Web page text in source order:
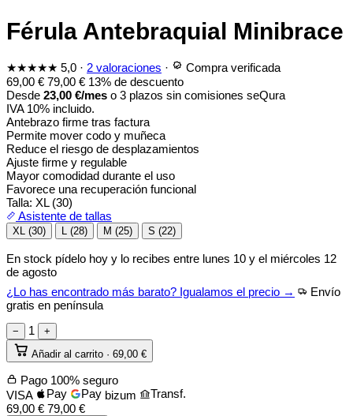
Férula Antebraquial Minibrace
★★★★★ 5,0 · 2 valoraciones ·
Compra verificada
69,00 € 79,00 € 13% de descuento
Desde 23,00 €/mes o 3 plazos sin comisiones seQura
IVA 10% incluido.
Antebrazo firme tras factura
Permite mover codo y muñeca
Reduce el riesgo de desplazamientos
Ajuste firme y regulable
Mayor comodidad durante el uso
Favorece una recuperación funcional
Talla: XL (30)
Asistente de tallas
XL (30) L (28) M (25) S (22)
En stock pídelo hoy y lo recibes entre lunes 10 y el miércoles 12
de agosto
¿Lo has encontrado más barato? Igualamos el precio →
Envío
gratis en península
− 1
+
Añadir al carrito · 69,00 €
Pago 100% seguro
VISA
Pay Pay bizum
Transf.
69,00 € 79,00 €